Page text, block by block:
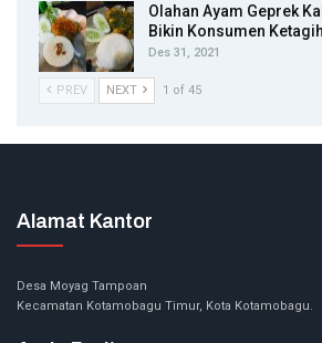
Olahan Ayam Geprek
Bikin Konsumen
Des 31, 2021
PREV NEXT 1 of 45
Alamat Kantor
Desa Moyag Tampoan
Kecamatan Kotamobagu Timur, Kota Kotamobagu.